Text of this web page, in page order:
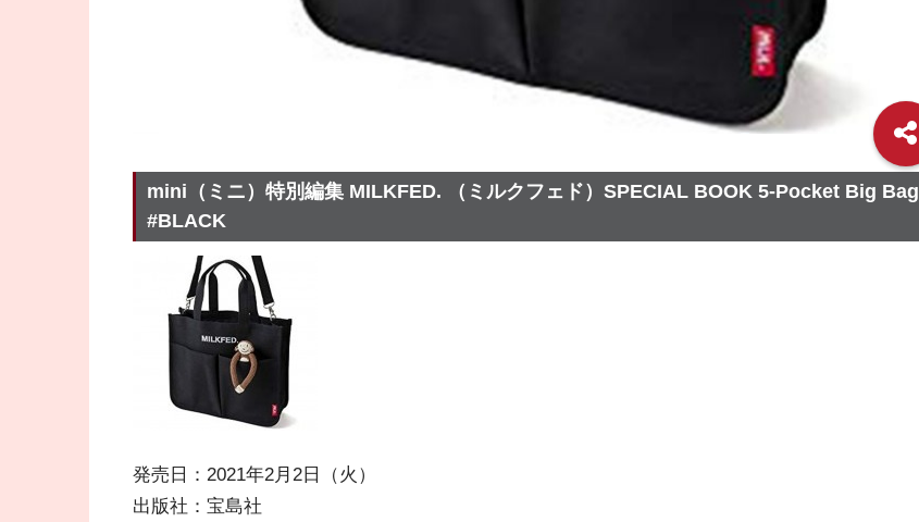
mini（ミニ）特別編集 MILKFED. （ミルクフェド）SPECIAL BOOK 5-Pocket Big Bag
#BLACK
発売日：2021年2月2日（火）
出版社：宝島社